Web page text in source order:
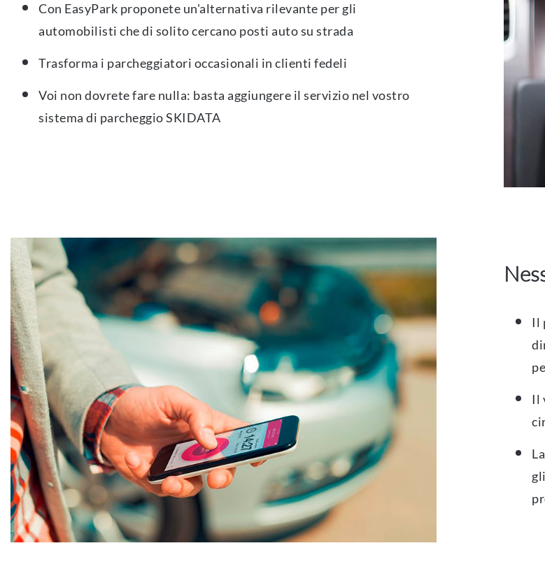
Con EasyPark proponete un'alternativa rilevante per gli
automobilisti che di solito cercano posti auto su strada
Trasforma i parcheggiatori occasionali in clienti fedeli
Voi non dovrete fare nulla: basta aggiungere il servizio nel vostro
sistema di parcheggio SKIDATA
Il
Il